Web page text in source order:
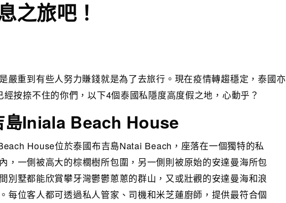
之旅吧！
嚴重到有些人努力賺錢就是為了去旅行。現在疫情轉趨穩定，泰國亦
按捺不住的你們，以下4個泰國私隱度高度假之地，心動乎？
島Iniala Beach House
House位於泰國布吉島Natai Beach，座落在一個獨特的私
，一側被高大的棕櫚樹所包圍，另一側則被原始的安達曼海所包
別墅都能欣賞攀牙灣鬱鬱蔥蔥的群山，又或壯觀的安達曼海和浪
每位客人都可透過私人管家、司機和米芝蓮廚師，提供最符合個